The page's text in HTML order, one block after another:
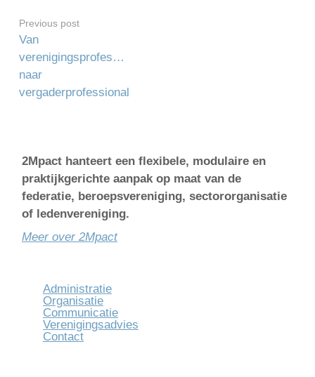
Previous post
Van
verenigingsprofessional
naar
vergaderprofessional
2Mpact hanteert een flexibele, modulaire en
praktijkgerichte aanpak op maat van de
federatie, beroepsvereniging, sectororganisatie
of ledenvereniging.
Meer over 2Mpact
Administratie
Organisatie
Communicatie
Verenigingsadvies
Contact